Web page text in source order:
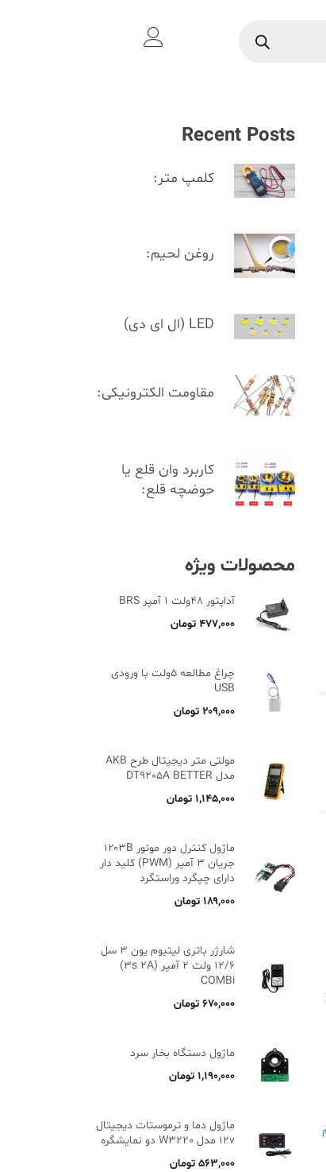
Recent Posts
کلمپ متر:
روغن لحیم:
LED (ال ای دی)
مقاومت الکترونیکی:
کاربرد وان قلع یا
حوضچه قلع:
محصولات ویژه
آداپتور 48ولت 1 آمپر BRS
۴۷۷,۰۰۰ تومان
چراغ مطالعه 5ولت با ورودی
USB
۲۰۹,۰۰۰ تومان
مولتی متر دیجیتال طرح AKB
مدل DT9205A BETTER
۱,۱۴۵,۰۰۰ تومان
ماژول کنترل دور موتور ۱۲۰۳B
جریان ۳ آمپر (PWM) کلید دار
دارای چپگرد وراستگرد
۱۸۹,۰۰۰ تومان
شارژر باتری لیتیوم یون 3 سل
12/6 ولت 2 آمپر (3s 2A)
COMBi
۶۷۰,۰۰۰ تومان
ماژول دستگاه بخار سرد
۱,۱۹۰,۰۰۰ تومان
ماژول دما و ترموستات دیجیتال
12v مدل W3220 دو نمایشگره
۵۶۳,۰۰۰ تومان